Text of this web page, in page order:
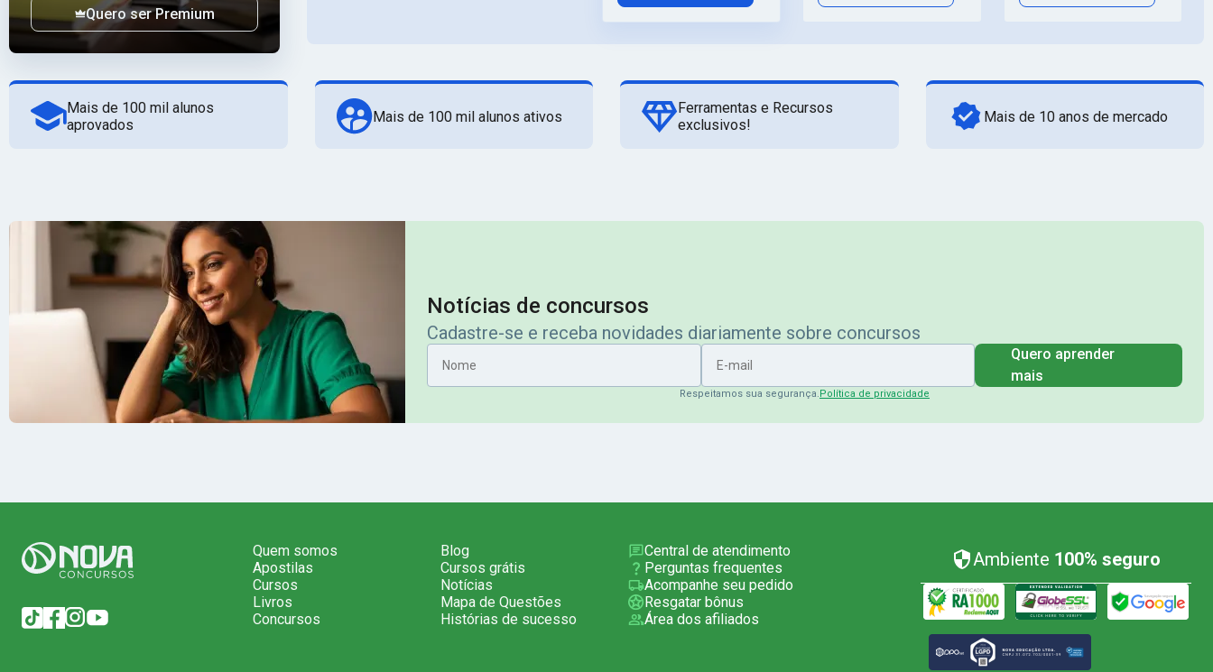
Quero ser Premium
Mais de 100 mil alunos
aprovados
Mais de 100 mil alunos ativos
Ferramentas e Recursos
exclusivos!
Mais de 10 anos de mercado
Notícias de concursos
Cadastre-se e receba novidades diariamente sobre concursos
Nome
E-mail
Quero aprender
mais
Respeitamos sua segurança.Política de privacidade
Quem somos
Apostilas
Cursos
Livros
Concursos
Blog
Cursos grátis
Notícias
Mapa de Questões
Histórias de sucesso
Central de atendimento
Perguntas frequentes
Acompanhe seu pedido
Resgatar bônus
Área dos afiliados
Ambiente 100% seguro